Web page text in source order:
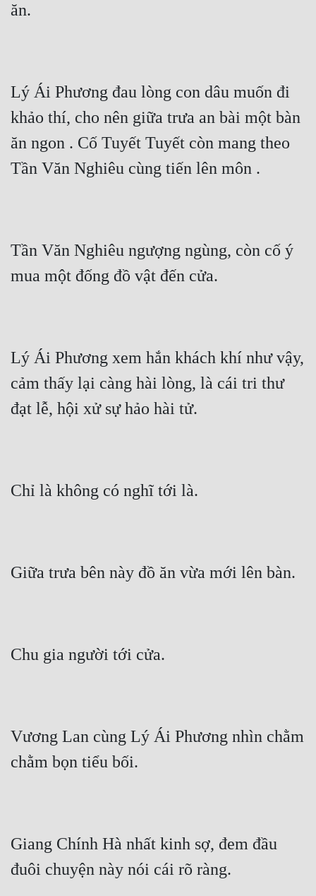
ăn.
Lý Ái Phương đau lòng con dâu muốn đi
khảo thí, cho nên giữa trưa an bài một bàn
ăn ngon . Cố Tuyết Tuyết còn mang theo
Tần Văn Nghiêu cùng tiến lên môn .
Tần Văn Nghiêu ngượng ngùng, còn cố ý
mua một đống đồ vật đến cửa.
Lý Ái Phương xem hắn khách khí như vậy,
cảm thấy lại càng hài lòng, là cái tri thư
đạt lễ, hội xử sự hảo hài tử.
Chỉ là không có nghĩ tới là.
Giữa trưa bên này đồ ăn vừa mới lên bàn.
Chu gia người tới cửa.
Vương Lan cùng Lý Ái Phương nhìn chằm
chằm bọn tiểu bối.
Giang Chính Hà nhất kinh sợ, đem đầu
đuôi chuyện này nói cái rõ ràng.